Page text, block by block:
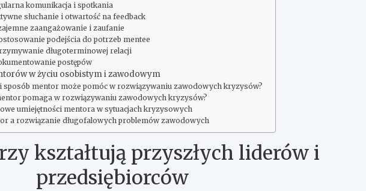
komunikacja i spotkania
słuchanie i otwartość na feedback
zaangażowanie i zaufanie
podejścia do potrzeb mentee
długoterminowej relacji
postępów
w życiu osobistym i zawodowym
sposób mentor może pomóc w rozwiązywaniu zawodowych kryzysów?
pomaga w rozwiązywaniu zawodowych kryzysów?
umiejętności mentora w sytuacjach kryzysowych
a rozwiązanie długofalowych problemów zawodowych
kształtują przyszłych liderów i
przedsiębiorców